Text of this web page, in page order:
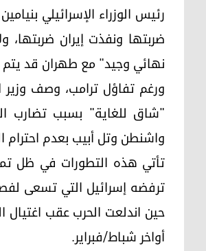
رئيس الوزراء الإسرائيلي
ضربتها ونفذت إيران ضربتها،
نهائي وجيد" مع طهران قد يتم
ورغم تفاؤل ترامب، وصف وزير
"شاق للغاية" بسبب تضارب
واشنطن وتل أبيب بعدم
تأتي هذه التطورات في ظل
ترفضه إسرائيل التي تسعى
حين اندلعت الحرب عقب
أواخر شباط/فبراير.